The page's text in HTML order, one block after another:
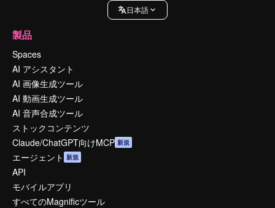
日本語
製品
Spaces
AI アシスタント
AI 画像生成ツール
AI 動画生成ツール
AI 音声合成ツール
ストックコンテンツ
Claude/ChatGPT向けMCP 新規
エージェント 新規
API
モバイルアプリ
すべてのMagnificツール